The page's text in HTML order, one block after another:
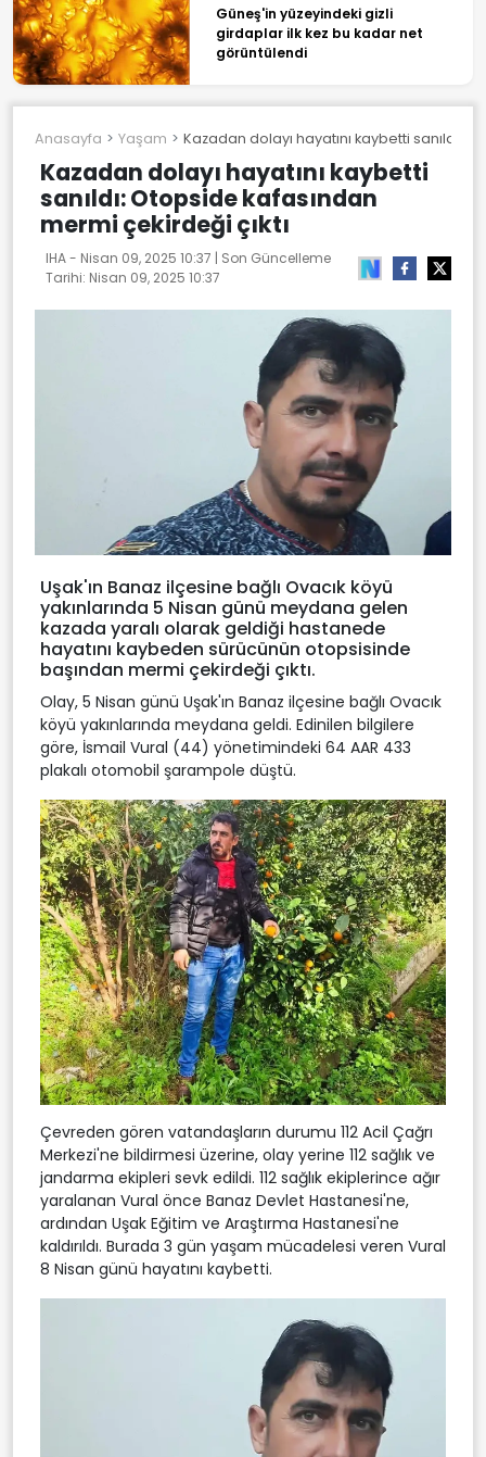
Güneş'in yüzeyindeki gizli
girdaplar ilk kez bu kadar net
görüntülendi
Anasayfa Yaşam Kazadan dolayı hayatını kaybetti sanıldı:
Kazadan dolayı hayatını kaybetti
sanıldı: Otopside kafasından
mermi çekirdeği çıktı
IHA - Nisan 09, 2025 10:37 | Son Güncelleme
Tarihi: Nisan 09, 2025 10:37
Uşak'ın Banaz ilçesine bağlı Ovacık köyü
yakınlarında 5 Nisan günü meydana gelen
kazada yaralı olarak geldiği hastanede
hayatını kaybeden sürücünün otopsisinde
başından mermi çekirdeği çıktı.
Olay, 5 Nisan günü Uşak'ın Banaz ilçesine bağlı Ovacık
köyü yakınlarında meydana geldi. Edinilen bilgilere
göre, İsmail Vural (44) yönetimindeki 64 AAR 433
plakalı otomobil şarampole düştü.
Çevreden gören vatandaşların durumu 112 Acil Çağrı
Merkezi'ne bildirmesi üzerine, olay yerine 112 sağlık ve
jandarma ekipleri sevk edildi. 112 sağlık ekiplerince ağır
yaralanan Vural önce Banaz Devlet Hastanesi'ne,
ardından Uşak Eğitim ve Araştırma Hastanesi'ne
kaldırıldı. Burada 3 gün yaşam mücadelesi veren Vural
8 Nisan günü hayatını kaybetti.